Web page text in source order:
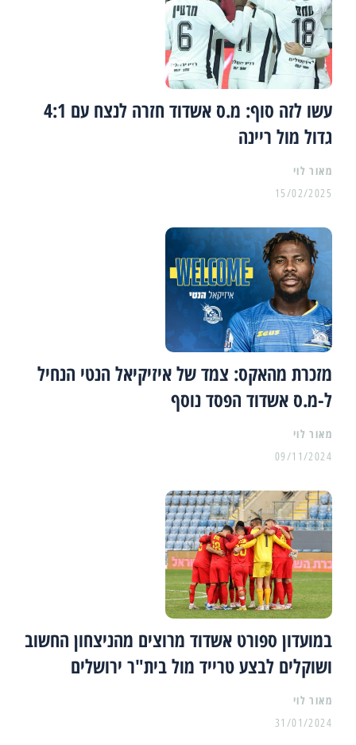
עשו לזה סוף: מ.ס אשדוד חזרה לנצח עם 4:1
גדול מול ריינה
מאור לוי
15/02/2025
מזכרת מהאקס: צמד של איזיקיאל הנטי הנחיל
ל-מ.ס אשדוד הפסד נוסף
מאור לוי
09/11/2024
במועדון ספורט אשדוד מרוצים מהניצחון החשוב
ושוקלים לבצע טרייד מול בית"ר ירושלים
מאור לוי
31/01/2024